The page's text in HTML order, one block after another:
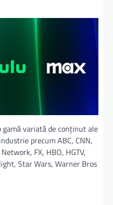
gamă variată de conţinut ale
precum ABC, CNN,
FX, HBO, HGTV,
Star Wars, Warner Bros